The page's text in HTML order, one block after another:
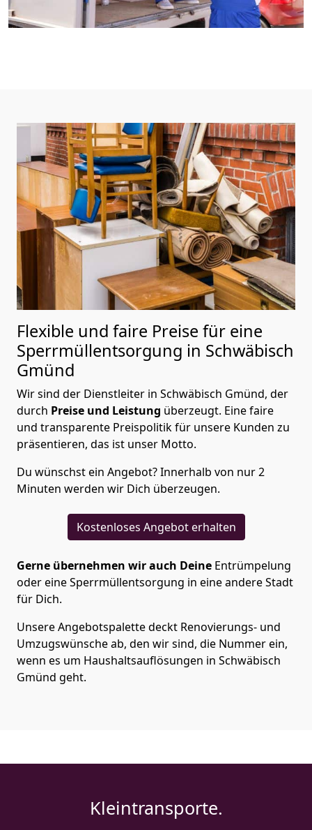
Flexible und faire Preise für eine
Sperrmüllentsorgung in Schwäbisch
Gmünd
Wir sind der Dienstleiter in Schwäbisch Gmünd, der
durch Preise und Leistung überzeugt. Eine faire
und transparente Preispolitik für unsere Kunden zu
präsentieren, das ist unser Motto.
Du wünschst ein Angebot? Innerhalb von nur 2
Minuten werden wir Dich überzeugen.
Kostenloses Angebot erhalten
Gerne übernehmen wir auch Deine Entrümpelung
oder eine Sperrmüllentsorgung in eine andere Stadt
für Dich.
Unsere Angebotspalette deckt Renovierungs- und
Umzugswünsche ab, den wir sind, die Nummer ein,
wenn es um Haushaltsauflösungen in Schwäbisch
Gmünd geht.
Kleintransporte.